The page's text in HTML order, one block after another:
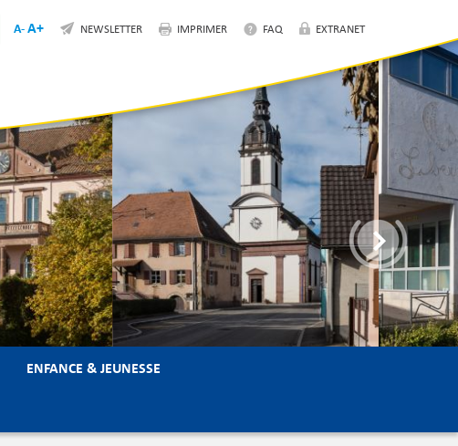
A-A+ NEWSLETTER IMPRIMER FAQ EXTRANET
ENFANCE & JEUNESSE